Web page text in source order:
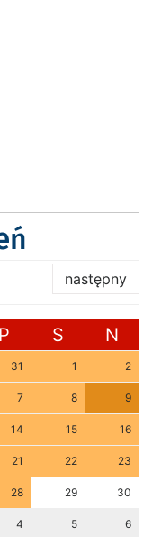
następny
P S N
31 1 2
7 8 9
14 15 16
21 22 23
28 29 30
4 5 6